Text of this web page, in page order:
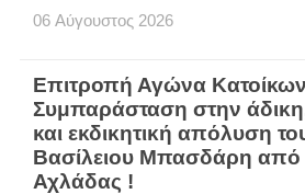
06 Αύγουστος 2026
Επιτροπή Αγώνα
Συμπαράσταση στην
και εκδικητική απόλυση
Βασίλειου Μπασδάρη από
Αχλάδας !